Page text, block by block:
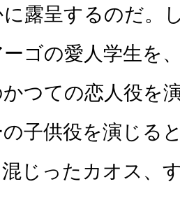
露呈するのだ。
ゴの愛人学生を
つての恋人役を
子供役を演じる
じったカオス、